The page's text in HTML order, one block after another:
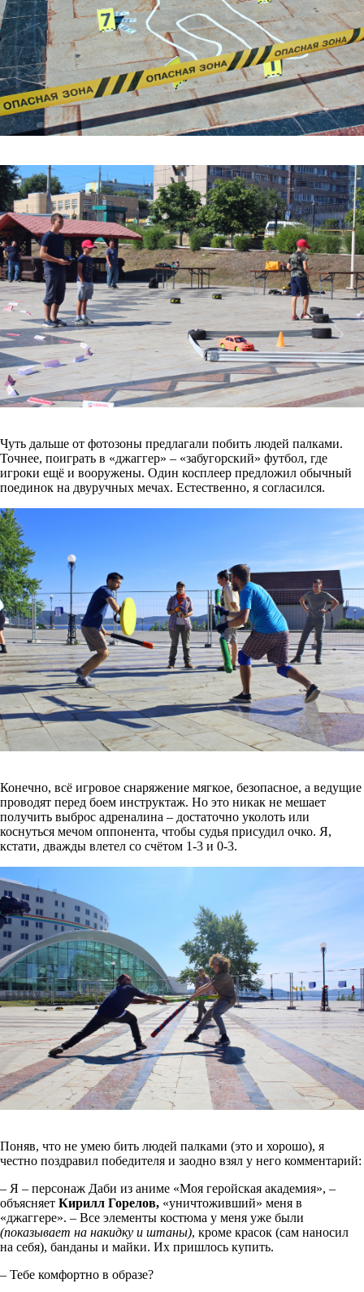
Чуть дальше от фотозоны предлагали побить людей палками.
Точнее, поиграть в «джаггер» – «забугорский» футбол, где
игроки ещё и вооружены. Один косплеер предложил обычный
поединок на двуручных мечах. Естественно, я согласился.
Конечно, всё игровое снаряжение мягкое, безопасное, а ведущие
проводят перед боем инструктаж. Но это никак не мешает
получить выброс адреналина – достаточно уколоть или
коснуться мечом оппонента, чтобы судья присудил очко. Я,
кстати, дважды влетел со счётом 1-3 и 0-3.
Поняв, что не умею бить людей палками (это и хорошо), я
честно поздравил победителя и заодно взял у него комментарий:
– Я – персонаж Даби из аниме «Моя геройская академия», –
объясняет Кирилл Горелов, «уничтоживший» меня в
«джаггере». – Все элементы костюма у меня уже были
(показывает на накидку и штаны), кроме красок (сам наносил
на себя), банданы и майки. Их пришлось купить.
– Тебе комфортно в образе?